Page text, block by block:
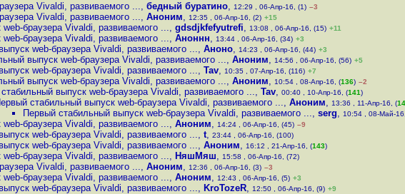
Vivaldi, развиваемого ..., бедный буратино, 12:29 , 06-Апр-16, (1) –3
Vivaldi, развиваемого ..., Аноним, 12:35 , 06-Апр-16, (2) +15
браузера Vivaldi, развиваемого ..., gdsdjkfefyutrefi, 13:08 , 06-Апр-16, (15) +11
браузера Vivaldi, развиваемого ..., Аноннн, 13:44 , 06-Апр-16, (34) +3
web-браузера Vivaldi, развиваемого ..., Аноно, 14:23 , 06-Апр-16, (44) +3
выпуск web-браузера Vivaldi, развиваемого ..., Аноним, 14:56 , 06-Апр-16, (56) +5
web-браузера Vivaldi, развиваемого ..., Tav, 10:35 , 07-Апр-16, (116) +7
выпуск web-браузера Vivaldi, развиваемого ..., Аноним, 10:54 , 08-Апр-16, (136) –2
выпуск web-браузера Vivaldi, развиваемого ..., Tav, 00:40 , 10-Апр-16, (141)
стабильный выпуск web-браузера Vivaldi, развиваемого ..., Аноним, 13:36 , 11-Апр-16, (
Первый стабильный выпуск web-браузера Vivaldi, развиваемого ..., serg, 10:54 , 08-Май-
браузера Vivaldi, развиваемого ..., Аноним, 14:24 , 06-Апр-16, (45) –9
web-браузера Vivaldi, развиваемого ..., t, 23:44 , 06-Апр-16, (100)
web-браузера Vivaldi, развиваемого ..., Аноним, 16:12 , 21-Апр-16, (143)
браузера Vivaldi, развиваемого ..., НяшМяш, 15:58 , 06-Апр-16, (72)
Vivaldi, развиваемого ..., Аноним, 12:36 , 06-Апр-16, (3) –3
браузера Vivaldi, развиваемого ..., Аноним, 12:43 , 06-Апр-16, (5) +3
web-браузера Vivaldi, развиваемого ..., KroTozeR, 12:50 , 06-Апр-16, (9) +9